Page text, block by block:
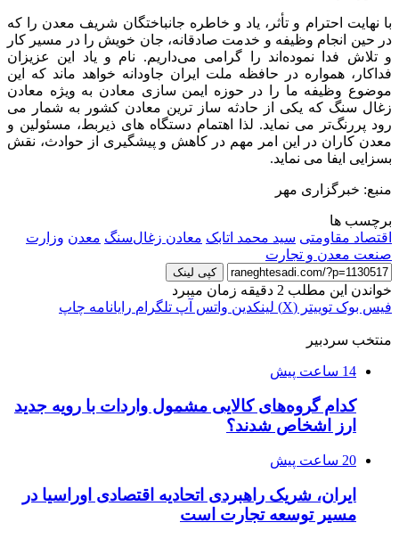
با نهایت احترام و تأثر، یاد و خاطره جانباختگان شریف معدن را که
در حین انجام وظیفه و خدمت صادقانه، جان خویش را در مسیر کار
و تلاش فدا نموده‌اند را گرامی می‌داریم. نام و یاد این عزیزان
فداکار، همواره در حافظه ملت ایران جاودانه خواهد ماند که این
موضوع وظیفه ما را در حوزه ایمن سازی معادن به ویژه معادن
زغال سنگ که یکی از حادثه ساز ترین معادن کشور به شمار می
رود پررنگ‌تر می نماید. لذا اهتمام دستگاه های ذیربط، مسئولین و
معدن کاران در این امر مهم در کاهش و پیشگیری از حوادث، نقش
بسزایی ایفا می نماید.
منبع: خبرگزاری مهر
برچسب ها
اقتصاد مقاومتی سید محمد اتابک معادن زغال‌سنگ معدن وزارت
صنعت معدن و تجارت
کپی لینک
خواندن این مطلب 2 دقیقه زمان میبرد
فیس بوک توییتر (X) لینکدین واتس آپ تلگرام رایانامه چاپ
منتخب سردبیر
14 ساعت پیش
کدام گروه‌های کالایی مشمول واردات با رویه جدید
ارز اشخاص شدند؟
20 ساعت پیش
ایران، شریک راهبردی اتحادیه اقتصادی اوراسیا در
مسیر توسعه تجارت است